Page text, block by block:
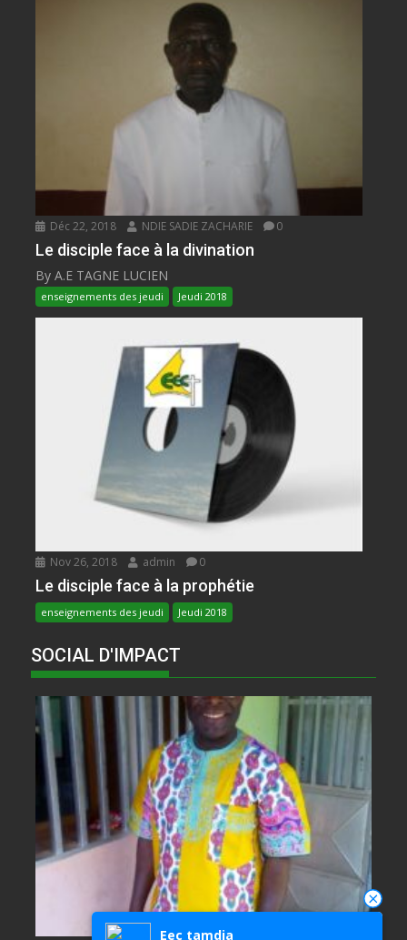
Déc 22, 2018 NDIE SADIE ZACHARIE 0
Le disciple face à la divination
By A.E TAGNE LUCIEN
enseignements des jeudi Jeudi 2018
Nov 26, 2018 admin 0
Le disciple face à la prophétie
enseignements des jeudi Jeudi 2018
SOCIAL D'IMPACT
Eec tamdja